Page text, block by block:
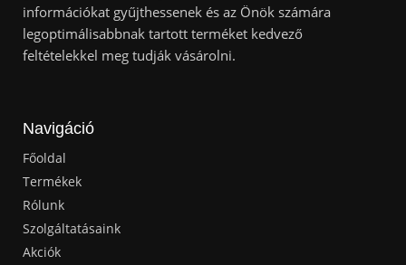
információkat gyűjthessenek és az Önök számára
legoptimálisabbnak tartott terméket kedvező
feltételekkel meg tudják vásárolni.
Navigáció
Főoldal
Termékek
Rólunk
Szolgáltatásaink
Akciók